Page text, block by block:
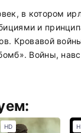
в котором
и
Кровавой
Войны,
HD